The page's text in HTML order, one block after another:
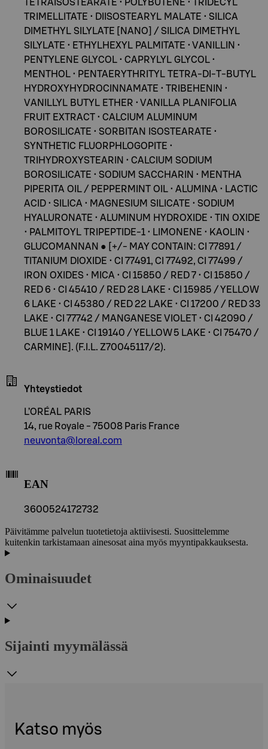
TETRAISOSTEARATE • POLYBUTENE • TRIDECYL
TRIMELLITATE • DIISOSTEARYL MALATE • SILICA
DIMETHYL SILYLATE [NANO] / SILICA DIMETHYL
SILYLATE • ETHYLHEXYL PALMITATE • VANILLIN •
PENTYLENE GLYCOL • CAPRYLYL GLYCOL •
MENTHOL • PENTAERYTHRITYL TETRA-DI-T-BUTYL
HYDROXYHYDROCINNAMATE • TRIBEHENIN •
VANILLYL BUTYL ETHER • VANILLA PLANIFOLIA
FRUIT EXTRACT • CALCIUM ALUMINUM
BOROSILICATE • SORBITAN ISOSTEARATE •
SYNTHETIC FLUORPHLOGOPITE •
TRIHYDROXYSTEARIN • CALCIUM SODIUM
BOROSILICATE • SODIUM SACCHARIN • MENTHA
PIPERITA OIL / PEPPERMINT OIL • ALUMINA • LACTIC
ACID • SILICA • MAGNESIUM SILICATE • SODIUM
HYALURONATE • ALUMINUM HYDROXIDE • TIN OXIDE
• PALMITOYL TRIPEPTIDE-1 • LIMONENE • KAOLIN •
GLUCOMANNAN ● [+/- MAY CONTAIN: CI 77891 /
TITANIUM DIOXIDE • CI 77491, CI 77492, CI 77499 /
IRON OXIDES • MICA • CI 15850 / RED 7 • CI 15850 /
RED 6 • CI 45410 / RED 28 LAKE • CI 15985 / YELLOW
6 LAKE • CI 45380 / RED 22 LAKE • CI 17200 / RED 33
LAKE • CI 77742 / MANGANESE VIOLET • CI 42090 /
BLUE 1 LAKE • CI 19140 / YELLOW 5 LAKE • CI 75470 /
CARMINE]. (F.I.L. Z70045117/2).
Yhteystiedot
L’ORÉAL PARIS
14, rue Royale - 75008 Paris France
neuvonta@loreal.com
EAN
3600524172732
Päivitämme palvelun tuotetietoja aktiivisesti. Suosittelemme
kuitenkin tarkistamaan ainesosat aina myös myyntipakkauksesta.
Ominaisuudet
Sijainti myymälässä
Katso myös